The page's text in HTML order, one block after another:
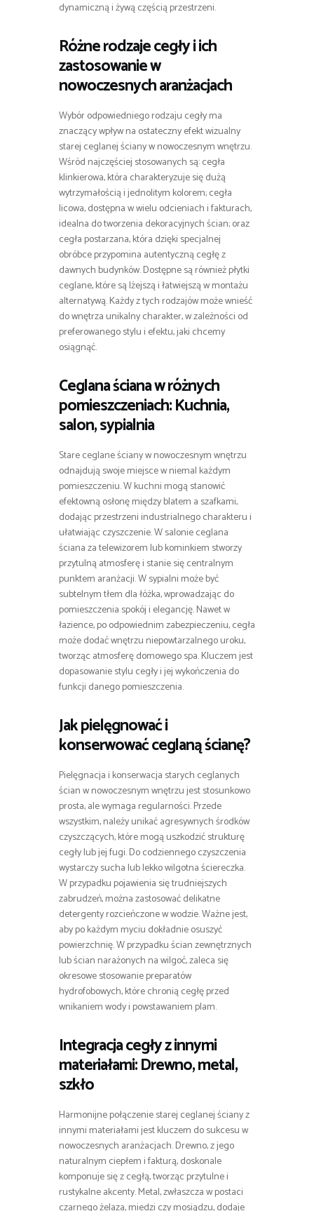
dynamiczną i żywą częścią przestrzeni.
Różne rodzaje cegły i ich
zastosowanie w
nowoczesnych aranżacjach
Wybór odpowiedniego rodzaju cegły ma
znaczący wpływ na ostateczny efekt wizualny
starej ceglanej ściany w nowoczesnym wnętrzu.
Wśród najczęściej stosowanych są: cegła
klinkierowa, która charakteryzuje się dużą
wytrzymałością i jednolitym kolorem; cegła
licowa, dostępna w wielu odcieniach i fakturach,
idealna do tworzenia dekoracyjnych ścian; oraz
cegła postarzana, która dzięki specjalnej
obróbce przypomina autentyczną cegłę z
dawnych budynków. Dostępne są również płytki
ceglane, które są lżejszą i łatwiejszą w montażu
alternatywą. Każdy z tych rodzajów może wnieść
do wnętrza unikalny charakter, w zależności od
preferowanego stylu i efektu, jaki chcemy
osiągnąć.
Ceglana ściana w różnych
pomieszczeniach: Kuchnia,
salon, sypialnia
Stare ceglane ściany w nowoczesnym wnętrzu
odnajdują swoje miejsce w niemal każdym
pomieszczeniu. W kuchni mogą stanowić
efektowną osłonę między blatem a szafkami,
dodając przestrzeni industrialnego charakteru i
ułatwiając czyszczenie. W salonie ceglana
ściana za telewizorem lub kominkiem stworzy
przytulną atmosferę i stanie się centralnym
punktem aranżacji. W sypialni może być
subtelnym tłem dla łóżka, wprowadzając do
pomieszczenia spokój i elegancję. Nawet w
łazience, po odpowiednim zabezpieczeniu, cegła
może dodać wnętrzu niepowtarzalnego uroku,
tworząc atmosferę domowego spa. Kluczem jest
dopasowanie stylu cegły i jej wykończenia do
funkcji danego pomieszczenia.
Jak pielęgnować i
konserwować ceglaną ścianę?
Pielęgnacja i konserwacja starych ceglanych
ścian w nowoczesnym wnętrzu jest stosunkowo
prosta, ale wymaga regularności. Przede
wszystkim, należy unikać agresywnych środków
czyszczących, które mogą uszkodzić strukturę
cegły lub jej fugi. Do codziennego czyszczenia
wystarczy sucha lub lekko wilgotna ściereczka.
W przypadku pojawienia się trudniejszych
zabrudzeń, można zastosować delikatne
detergenty rozcieńczone w wodzie. Ważne jest,
aby po każdym myciu dokładnie osuszyć
powierzchnię. W przypadku ścian zewnętrznych
lub ścian narażonych na wilgoć, zaleca się
okresowe stosowanie preparatów
hydrofobowych, które chronią cegłę przed
wnikaniem wody i powstawaniem plam.
Integracja cegły z innymi
materiałami: Drewno, metal,
szkło
Harmonijne połączenie starej ceglanej ściany z
innymi materiałami jest kluczem do sukcesu w
nowoczesnych aranżacjach. Drewno, z jego
naturalnym ciepłem i fakturą, doskonale
komponuje się z cegłą, tworząc przytulne i
rustykalne akcenty. Metal, zwłaszcza w postaci
czarnego żelaza, miedzi czy mosiądzu, dodaje